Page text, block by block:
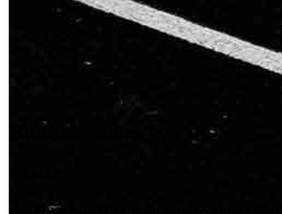
Running shoes